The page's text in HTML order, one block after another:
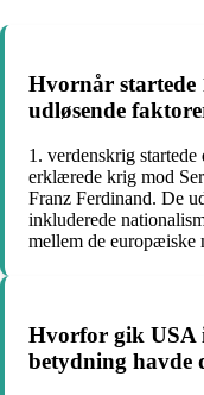
Hvornår startede
udløsende
1. verdenskrig
erklærede krig mod
Franz Ferdinand. De
inkluderede
mellem de europæiske
Hvorfor gik USA
betydning havde